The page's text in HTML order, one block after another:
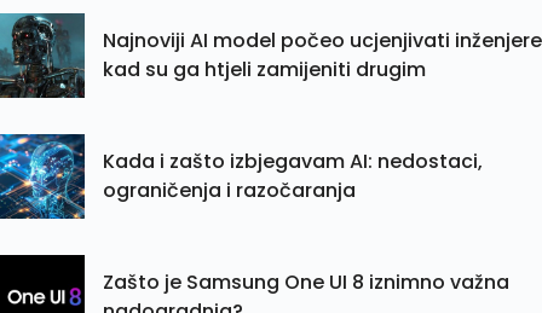
Najnoviji AI model počeo ucjenjivati inženjere
kad su ga htjeli zamijeniti drugim
Kada i zašto izbjegavam AI: nedostaci,
ograničenja i razočaranja
Zašto je Samsung One UI 8 iznimno važna